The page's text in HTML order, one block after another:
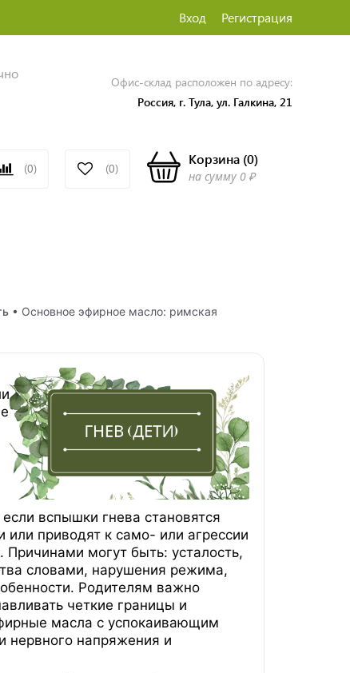
Вход Регистрация
Офис-склад расположен по адресу:
Россия, г. Тула, ул. Галкина, 21
(0) (0)
Корзина(0)
на сумму 0 ₽
• Основное эфирное масло: римская
вспышки гнева становятся
приводят к само- или агрессии
могут быть: усталость,
словами, нарушения режима,
Родителям важно
четкие границы и
масла с успокаивающим
нервного напряжения и